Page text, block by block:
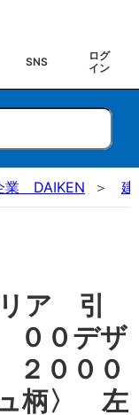
SNS
ログ
イン
業 DAIKEN 建
ア 引
００デザ
０００
柄〉 左